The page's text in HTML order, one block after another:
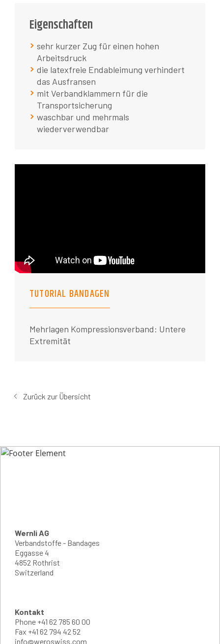
Eigenschaften
sehr kurzer Zug für einen hohen
Arbeitsdruck
die latexfreie Endableimung verhindert
das Ausfransen
mit Verbandklammern für die
Transportsicherung
waschbar und mehrmals
wiederverwendbar
TUTORIAL BANDAGEN
Mehrlagen Kompressionsverband: Untere
Extremität
Zurück zur Übersicht
Wernli AG
Verbandstoffe - Bandages
Eggasse 4
4852 Rothrist
Switzerland
Kontakt
Phone +41 62 785 60 00
Fax +41 62 794 42 52
info@weroswiss.com